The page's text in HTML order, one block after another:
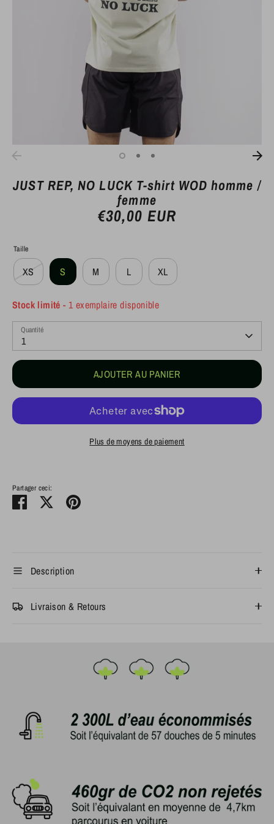
JUST REP, NO LUCK T-shirt WOD homme /
femme
€30,00 EUR
Taille
XS S M L XL
Stock limité - 1 exemplaire disponible
Quantité
1
AJOUTER AU PANIER
Plus de moyens de paiement
Partager ceci:
Partager TweeterÉpingler
Description
Livraison & Retours